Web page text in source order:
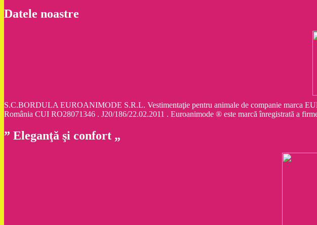
Datele noastre
S.C.BORDULA EUROANIMODE S.R.L. Vestimentaţie pentru animale de companie marca
România CUI RO28071346 . J20/186/22.02.2011 . Euroanimode ® este marcă înregistrată a
” Eleganţă şi confort „